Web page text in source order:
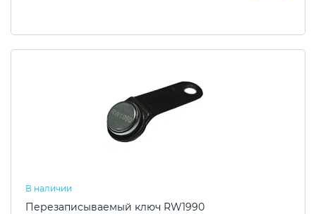
В наличии
Перезаписываемый ключ RW1990